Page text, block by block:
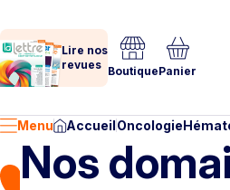
Lire nos
revues BoutiquePanier
Menu AccueilOncologie
Nos